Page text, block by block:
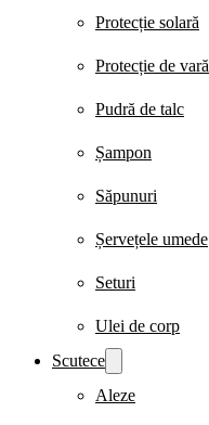
Protecție solară
Protecție de vară
Pudră de talc
Șampon
Săpunuri
Șervețele umede
Seturi
Ulei de corp
Scutece
Aleze